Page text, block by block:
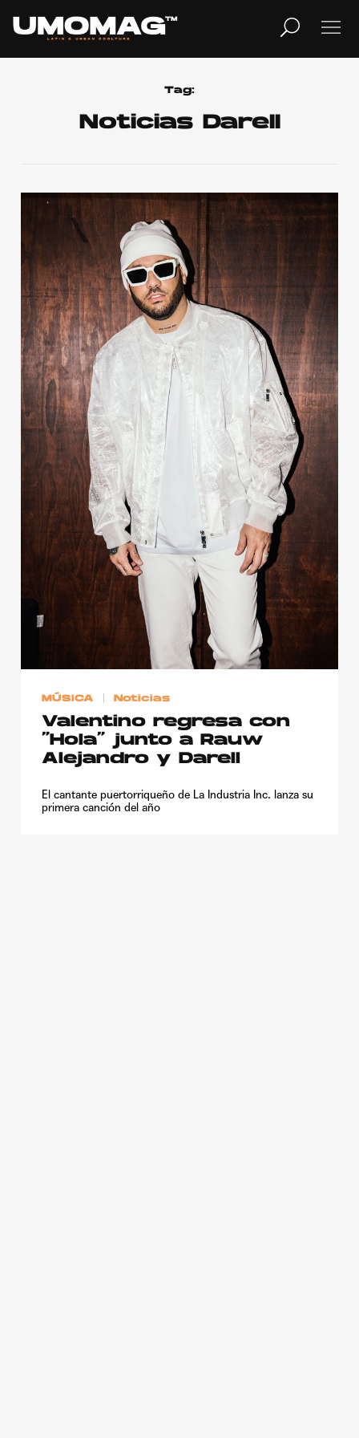
Home
Cover Story
Publicidad
Contacto
Aviso Legal
© 2015-2022 UMOMAG. PROPIEDAD DE UMO agency. TODOS LOS
DERECHOS RESERVADOS.
Tag:
Noticias Darell
MÚSICA Noticias
Valentino regresa con
“Hola” junto a Rauw
Alejandro y Darell
El cantante puertorriqueño de La Industria Inc. lanza su
primera canción del año